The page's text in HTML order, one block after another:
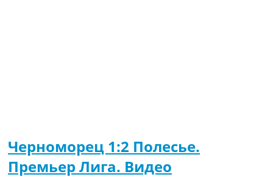
Черноморец 1:2 Полесье.
Премьер Лига. Видео